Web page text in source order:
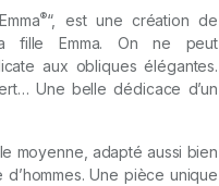
®“, est une création de
fille Emma. On ne peut
aux obliques élégantes.
Une belle dédicace d’un
moyenne, adapté aussi bien
Une pièce unique